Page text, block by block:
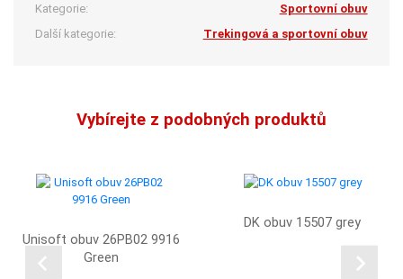
Kategorie:
Sportovní obuv
Další kategorie:
Trekingová a sportovní obuv
Vybírejte z podobných produktů
Unisoft obuv 26PB02 9916
Green
DK obuv 15507 grey